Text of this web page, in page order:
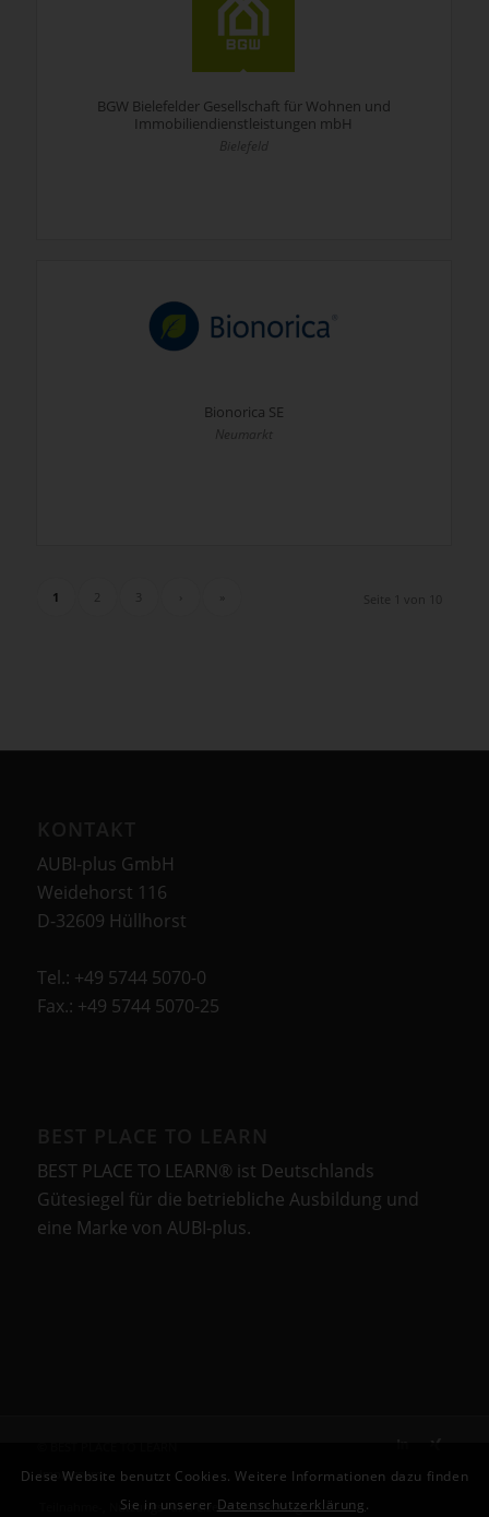
BGW Bielefelder Gesellschaft für Wohnen und
Immobiliendienstleistungen mbH
Bielefeld
Bionorica SE
Neumarkt
Seite 1 von 10
1 3
AUBI-plus GmbH
Weidehorst 116
D-32609 Hüllhorst
Tel.: +49 5744 5070-0
Fax.: +49 5744 5070-25
BEST PLACE TO LEARN® ist Deutschlands
Gütesiegel für die betriebliche Ausbildung und
eine Marke von AUBI-plus.
Impressum
Teilnahme-, Nutzungs- und Lizenzbestimmungen
Diese Website benutzt Cookies. Weitere Informationen dazu finden
Sie in unserer Datenschutzerklärung.